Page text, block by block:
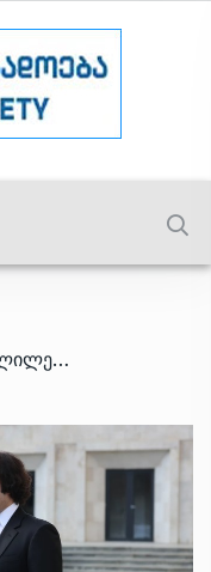
/ უცხოური გავლენის კანონში ცვლილებების იდენტიფიცირებისთვის სამუშაო ჯგუფი შეიქმნება – ალან ბერსე